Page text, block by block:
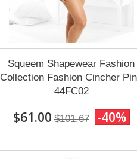
Squeem Shapewear Fashion
Collection Fashion Cincher
44FC02
$61.00 $101.67 -40%